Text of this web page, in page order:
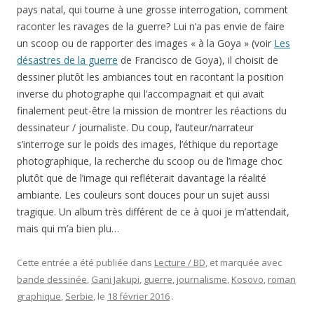
pays natal, qui tourne à une grosse interrogation, comment
raconter les ravages de la guerre? Lui n’a pas envie de faire
un scoop ou de rapporter des images « à la Goya » (voir Les
désastres de la guerre de Francisco de Goya), il choisit de
dessiner plutôt les ambiances tout en racontant la position
inverse du photographe qui l’accompagnait et qui avait
finalement peut-être la mission de montrer les réactions du
dessinateur / journaliste. Du coup, l’auteur/narrateur
s’interroge sur le poids des images, l’éthique du reportage
photographique, la recherche du scoop ou de l’image choc
plutôt que de l’image qui refléterait davantage la réalité
ambiante. Les couleurs sont douces pour un sujet aussi
tragique. Un album très différent de ce à quoi je m’attendait,
mais qui m’a bien plu…
Cette entrée a été publiée dans Lecture / BD, et marquée avec
bande dessinée, Gani Jakupi, guerre, journalisme, Kosovo, roman
graphique, Serbie, le 18 février 2016 .